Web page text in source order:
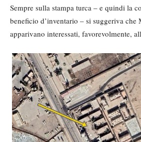
Sempre sulla stampa turca – e quindi la
beneficio d’inventario – si suggeriva che
apparivano interessati, favorevolmente,